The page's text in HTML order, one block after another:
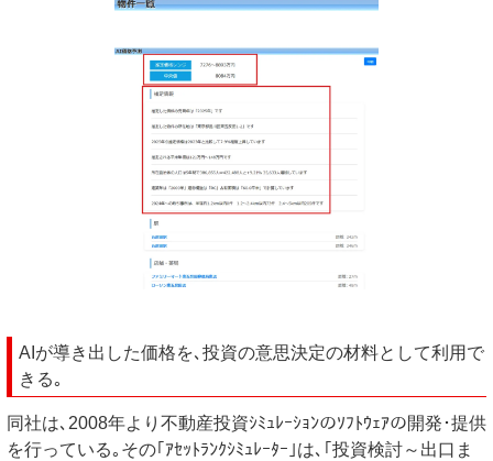
AIが導き出した価格を､投資の意思決定の材料として利用で
きる｡
同社は､2008年より不動産投資ｼﾐｭﾚｰｼｮﾝのｿﾌﾄｳｪｱの開発･提供
を行っている｡その｢ｱｾｯﾄﾗﾝｸｼﾐｭﾚｰﾀｰ｣は､｢投資検討～出口ま